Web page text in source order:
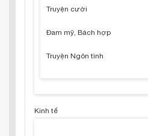
Truyện cười
Đam mỹ, Bách hợp
Truyện Ngôn tình
Kinh tế